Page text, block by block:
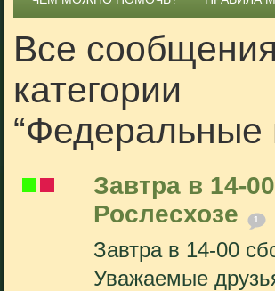
Все
категории
“Федеральные
Завтра в 14-
Рослесхозе
1
Завтра в 14-00
Уважаемые